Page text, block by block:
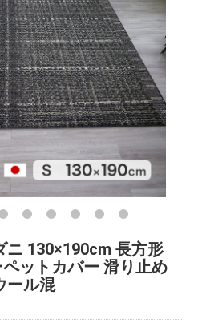
ニ 130×190cm 長方形
ットカバー 滑り止め
ール混